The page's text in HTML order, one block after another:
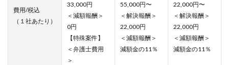
費用/税込
（１社あたり）
33,000円
＜減額報酬＞
0円
【特殊案件】
＜弁護士費用
＞
55,000円〜
＜解決報酬＞
22,000円
＜減額報酬＞
減額金の11％
22,000円〜
＜解決報酬＞
22,000円
＜減額報酬＞
減額金の11％